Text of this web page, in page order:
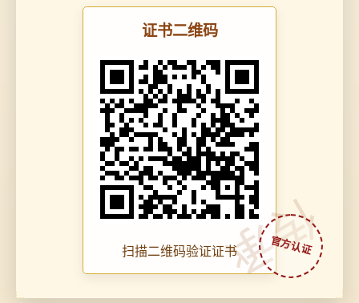
传承
证书二维码
扫描二维码验证证书